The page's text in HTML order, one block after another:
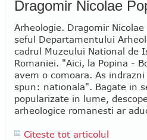
Dragomir Nicolae
Arheologie. Dragomir Nicolae
seful Departamentului
cadrul Muzeului National de
Romaniei. "Aici, la Popina -
avem o comoara. As
spun: nationala". Bagate in
popularizate in lume,
arheologice romanesti ar
Citeste tot articolul